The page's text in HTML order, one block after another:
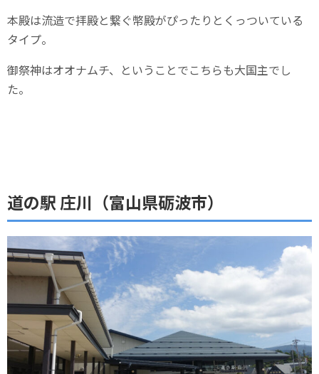
本殿は流造で拝殿と繋ぐ幣殿がぴったりとくっついている
タイプ。
御祭神はオオナムチ、ということでこちらも大国主でし
た。
道の駅 庄川（富山県砺波市）